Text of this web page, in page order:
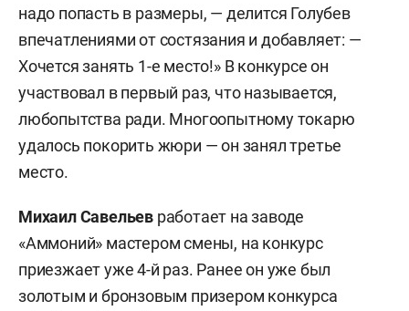
надо попасть в размеры, — делится Голубев
впечатлениями от состязания и добавляет: —
Хочется занять 1-е место!» В конкурсе он
участвовал в первый раз, что называется,
любопытства ради. Многоопытному токарю
удалось покорить жюри — он занял третье
место.
Михаил Савельев работает на заводе
«Аммоний» мастером смены, на конкурс
приезжает уже 4-й раз. Ранее он уже был
золотым и бронзовым призером конкурса